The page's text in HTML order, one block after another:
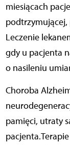
miesiącach
Leczenie
gdy u pacjenta
o nasileniu
Choroba
pamięci, utraty